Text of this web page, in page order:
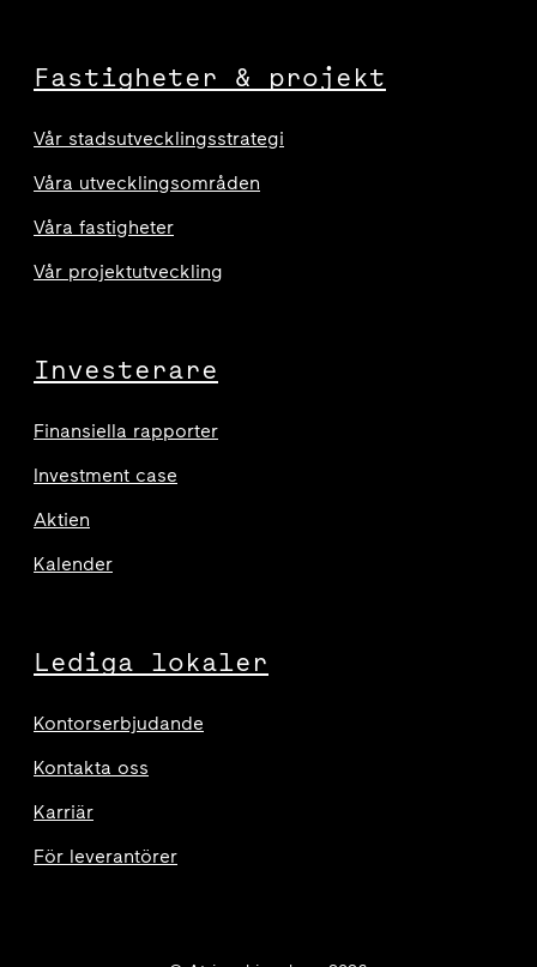
Fastigheter & projekt
Vår stadsutvecklingsstrategi
Våra utvecklingsområden
Våra fastigheter
Vår projektutveckling
Investerare
Finansiella rapporter
Investment case
Aktien
Kalender
Lediga lokaler
Kontorserbjudande
Kontakta oss
Karriär
För leverantörer